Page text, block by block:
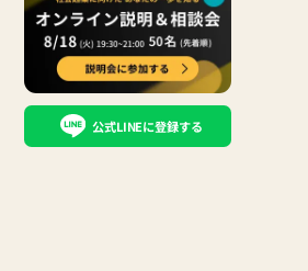
公式LINEに登録する